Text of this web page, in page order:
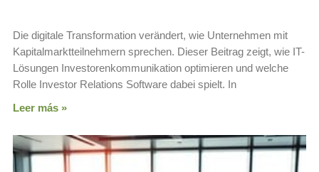
Die digitale Transformation verändert, wie Unternehmen mit
Kapitalmarktteilnehmern sprechen. Dieser Beitrag zeigt, wie IT-
Lösungen Investorenkommunikation optimieren und welche
Rolle Investor Relations Software dabei spielt. In
Leer más »